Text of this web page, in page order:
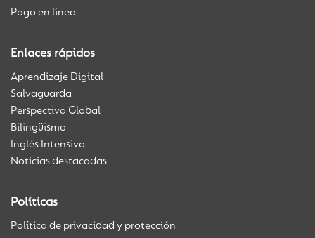
Pago en línea
Enlaces rápidos
Aprendizaje Digital
Salvaguarda
Perspectiva Global
Bilingüismo
Inglés Intensivo
Noticias destacadas
Políticas
Política de privacidad y protección